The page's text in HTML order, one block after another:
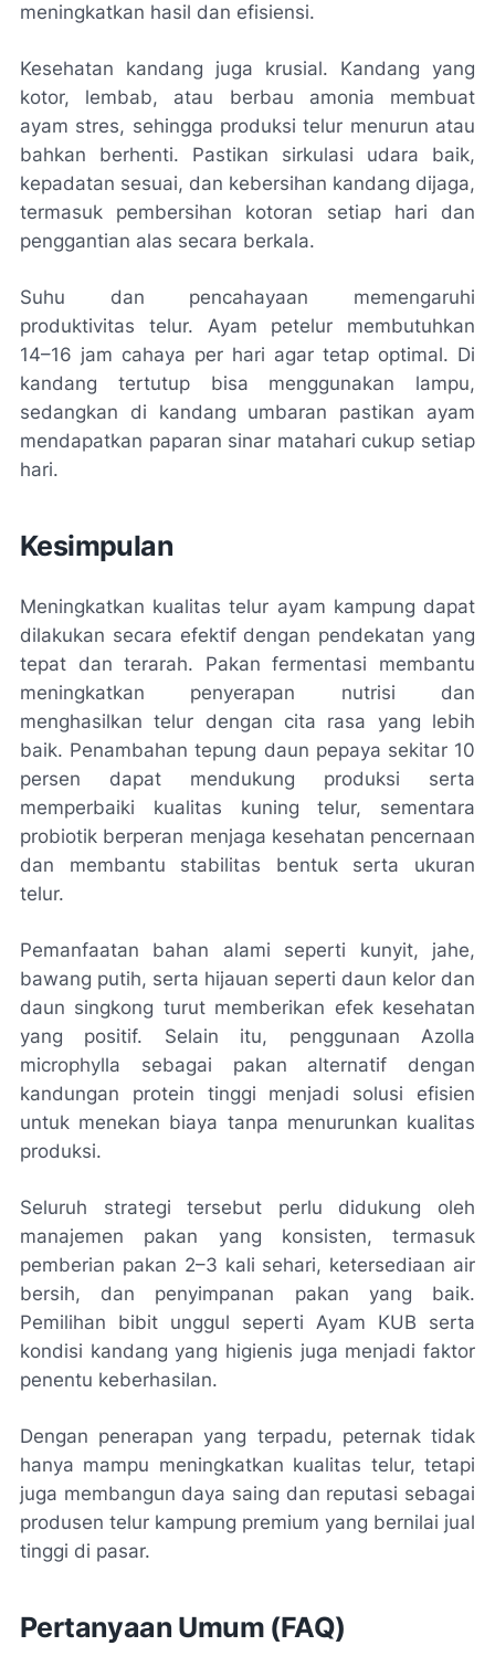
meningkatkan hasil dan efisiensi.
Kesehatan kandang juga krusial. Kandang yang
kotor, lembab, atau berbau amonia membuat
ayam stres, sehingga produksi telur menurun atau
bahkan berhenti. Pastikan sirkulasi udara baik,
kepadatan sesuai, dan kebersihan kandang dijaga,
termasuk pembersihan kotoran setiap hari dan
penggantian alas secara berkala.
Suhu dan pencahayaan memengaruhi
produktivitas telur. Ayam petelur membutuhkan
14–16 jam cahaya per hari agar tetap optimal. Di
kandang tertutup bisa menggunakan lampu,
sedangkan di kandang umbaran pastikan ayam
mendapatkan paparan sinar matahari cukup setiap
hari.
Kesimpulan
Meningkatkan kualitas telur ayam kampung dapat
dilakukan secara efektif dengan pendekatan yang
tepat dan terarah. Pakan fermentasi membantu
meningkatkan penyerapan nutrisi dan
menghasilkan telur dengan cita rasa yang lebih
baik. Penambahan tepung daun pepaya sekitar 10
persen dapat mendukung produksi serta
memperbaiki kualitas kuning telur, sementara
probiotik berperan menjaga kesehatan pencernaan
dan membantu stabilitas bentuk serta ukuran
telur.
Pemanfaatan bahan alami seperti kunyit, jahe,
bawang putih, serta hijauan seperti daun kelor dan
daun singkong turut memberikan efek kesehatan
yang positif. Selain itu, penggunaan Azolla
microphylla sebagai pakan alternatif dengan
kandungan protein tinggi menjadi solusi efisien
untuk menekan biaya tanpa menurunkan kualitas
produksi.
Seluruh strategi tersebut perlu didukung oleh
manajemen pakan yang konsisten, termasuk
pemberian pakan 2–3 kali sehari, ketersediaan air
bersih, dan penyimpanan pakan yang baik.
Pemilihan bibit unggul seperti Ayam KUB serta
kondisi kandang yang higienis juga menjadi faktor
penentu keberhasilan.
Dengan penerapan yang terpadu, peternak tidak
hanya mampu meningkatkan kualitas telur, tetapi
juga membangun daya saing dan reputasi sebagai
produsen telur kampung premium yang bernilai jual
tinggi di pasar.
Pertanyaan Umum (FAQ)